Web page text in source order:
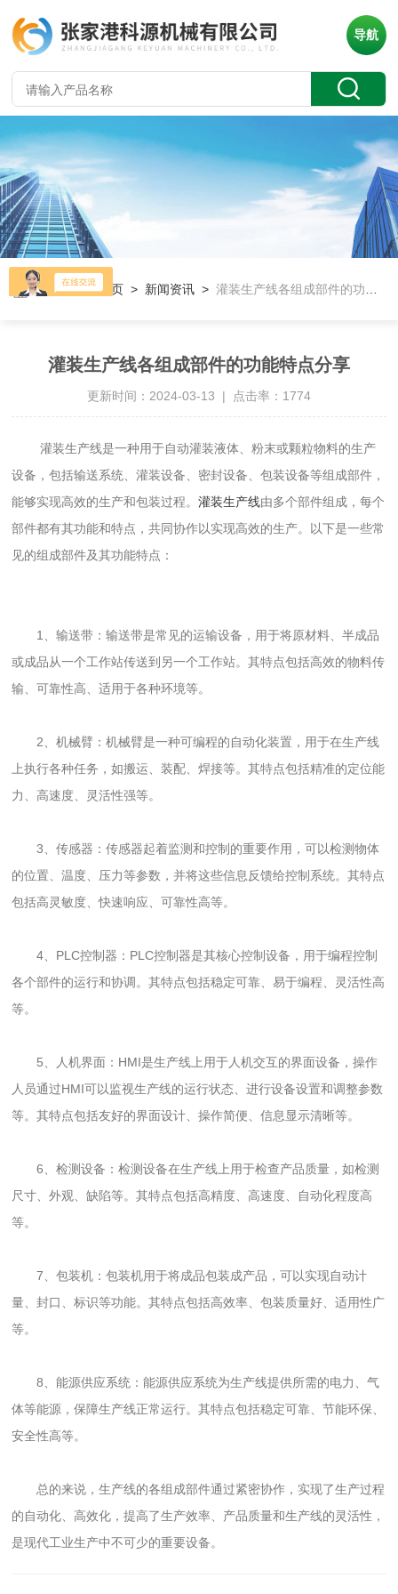
导航
当前位置：首页 > 新闻资讯 >灌装生产线各组成部件的功能特点分享
灌装生产线各组成部件的功能特点分享
更新时间：2024-03-13 | 点击率：1774
灌装生产线是一种用于自动灌装液体、粉末或颗粒物料的生产
设备，包括输送系统、灌装设备、密封设备、包装设备等组成部件，
能够实现高效的生产和包装过程。灌装生产线由多个部件组成，每个
部件都有其功能和特点，共同协作以实现高效的生产。以下是一些常
见的组成部件及其功能特点：
1、输送带：输送带是常见的运输设备，用于将原材料、半成品
或成品从一个工作站传送到另一个工作站。其特点包括高效的物料传
输、可靠性高、适用于各种环境等。
2、机械臂：机械臂是一种可编程的自动化装置，用于在生产线
上执行各种任务，如搬运、装配、焊接等。其特点包括精准的定位能
力、高速度、灵活性强等。
3、传感器：传感器起着监测和控制的重要作用，可以检测物体
的位置、温度、压力等参数，并将这些信息反馈给控制系统。其特点
包括高灵敏度、快速响应、可靠性高等。
4、PLC控制器：PLC控制器是其核心控制设备，用于编程控制
各个部件的运行和协调。其特点包括稳定可靠、易于编程、灵活性高
等。
5、人机界面：HMI是生产线上用于人机交互的界面设备，操作
人员通过HMI可以监视生产线的运行状态、进行设备设置和调整参数
等。其特点包括友好的界面设计、操作简便、信息显示清晰等。
6、检测设备：检测设备在生产线上用于检查产品质量，如检测
尺寸、外观、缺陷等。其特点包括高精度、高速度、自动化程度高
等。
7、包装机：包装机用于将成品包装成产品，可以实现自动计
量、封口、标识等功能。其特点包括高效率、包装质量好、适用性广
等。
8、能源供应系统：能源供应系统为生产线提供所需的电力、气
体等能源，保障生产线正常运行。其特点包括稳定可靠、节能环保、
安全性高等。
总的来说，生产线的各组成部件通过紧密协作，实现了生产过程
的自动化、高效化，提高了生产效率、产品质量和生产线的灵活性，
是现代工业生产中不可少的重要设备。